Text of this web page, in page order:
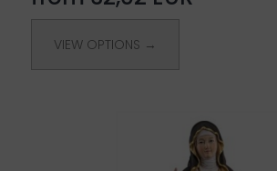
VIEW OPTIONS →